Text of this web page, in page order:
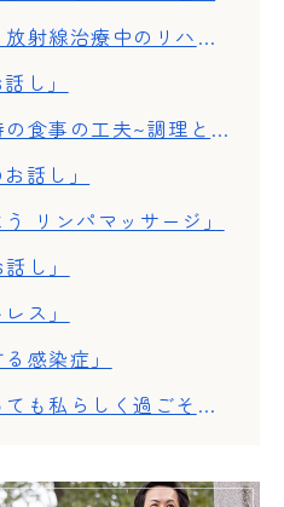
第30回「化学療法、放射線治療中のリハビリ~体調が良い時期と悪い時期~」
し」
第28回「食欲不振時の食事の工夫~調理と試食」
話し」
リンパマッサージ」
し」
ス」
感染症」
第22回「がんになっても私らしく過ごそう~ウィッグ・ネイル体験~」